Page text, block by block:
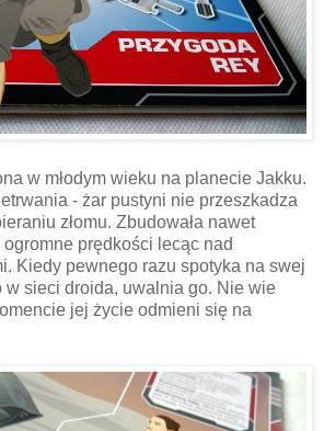
w młodym wieku na planecie Jakku.
- żar pustyni nie przeszkadza
złomu. Zbudowała nawet
prędkości lecąc nad
Kiedy pewnego razu spotyka na swej
sieci droida, uwalnia go. Nie wie
jej życie odmieni się na